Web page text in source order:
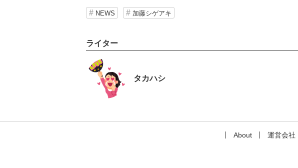
NEWS 加藤シゲアキ
ライター
タカハシ
About 運営会社